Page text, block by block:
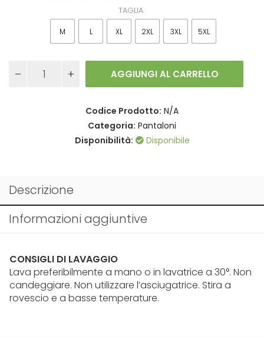
TAGLIA
M L XL 2XL 3XL 5XL
Gionfy
AGGIUNGI AL CARRELLO
Codice Prodotto: N/A
Categoria: Pantaloni
Disponibilità:
Disponibile
Descrizione
Informazioni aggiuntive
CONSIGLI DI LAVAGGIO
Lava preferibilmente a mano o in lavatrice a 30°. Non
candeggiare. Non utilizzare l’asciugatrice. Stira a
rovescio e a basse temperature.